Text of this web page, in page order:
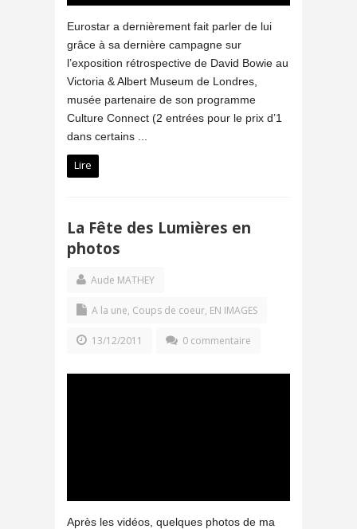
Eurostar a dernièrement fait parler de lui
grâce à sa dernière campagne sur
l’exposition rétrospective de David Bowie au
Victoria & Albert Museum de Londres,
musée partenaire de son programme
Culture Connect (2 entrées pour le prix d’1
dans certains ...
Lire
La Fête des Lumières en
photos
Aude MATHEY
A la une, Coups de coeur, EN IMAGES
13/12/2011 0 commentaire
Après les vidéos, quelques photos de ma